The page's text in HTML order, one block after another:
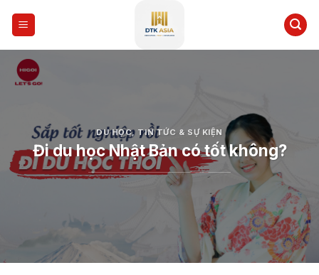
DU HỌC, TIN TỨC & SỰ KIỆN
Đi du học Nhật Bản có tốt không?